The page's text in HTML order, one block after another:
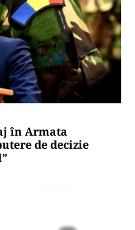
în Armata
de decizie